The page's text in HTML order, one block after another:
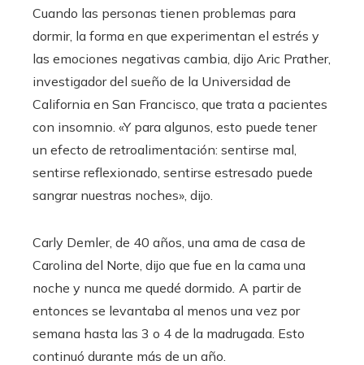
Cuando las personas tienen problemas para
dormir, la forma en que experimentan el estrés y
las emociones negativas cambia, dijo Aric Prather,
investigador del sueño de la Universidad de
California en San Francisco, que trata a pacientes
con insomnio. «Y para algunos, esto puede tener
un efecto de retroalimentación: sentirse mal,
sentirse reflexionado, sentirse estresado puede
sangrar nuestras noches», dijo.
Carly Demler, de 40 años, una ama de casa de
Carolina del Norte, dijo que fue en la cama una
noche y nunca me quedé dormido. A partir de
entonces se levantaba al menos una vez por
semana hasta las 3 o 4 de la madrugada. Esto
continuó durante más de un año.